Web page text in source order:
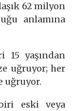
62 milyon
anlamına
15 yaşından
uğruyor; her
uğruyor.
eski veya